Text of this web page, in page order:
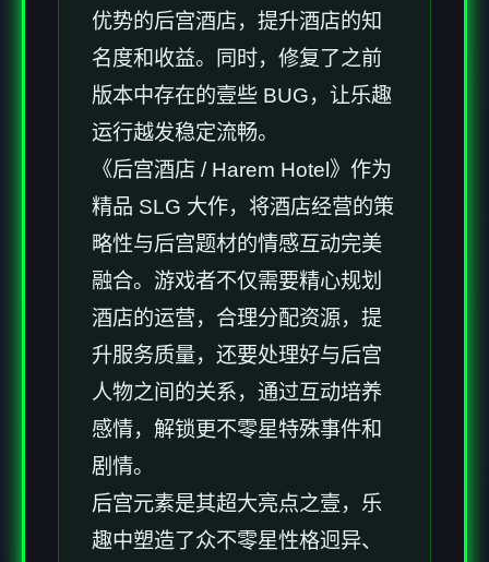
优势的后宫酒店，提升酒店的知
名度和收益。同时，修复了之前
版本中存在的壹些 BUG，让乐趣
运行越发稳定流畅。
《后宫酒店 / Harem Hotel》作为
精品 SLG 大作，将酒店经营的策
略性与后宫题材的情感互动完美
融合。游戏者不仅需要精心规划
酒店的运营，合理分配资源，提
升服务质量，还要处理好与后宫
人物之间的关系，通过互动培养
感情，解锁更不零星特殊事件和
剧情。
后宫元素是其超大亮点之壹，乐
趣中塑造了众不零星性格迥异、